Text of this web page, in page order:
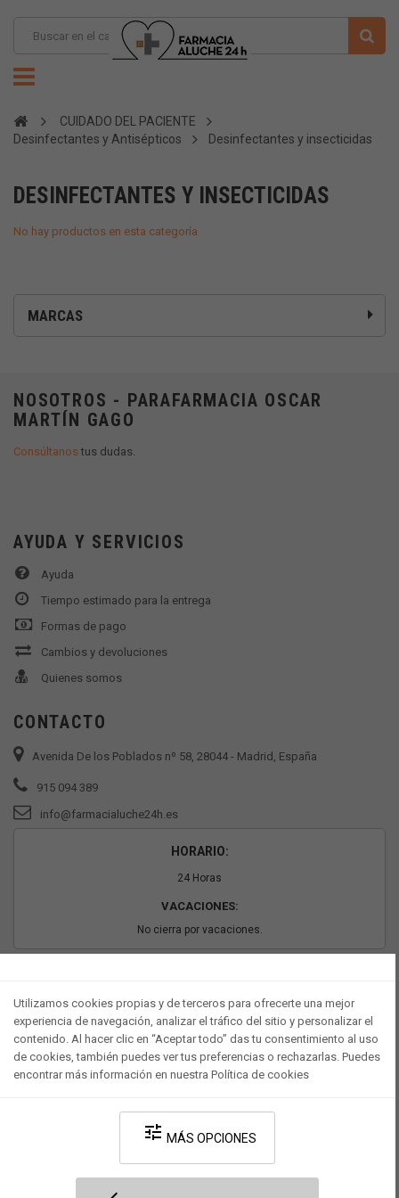
CUIDADO DEL PACIENTE
Desinfectantes y Antisépticos
Desinfectantes y insecticidas
MARCAS
DESINFECTANTES Y INSECTICIDAS
No hay productos en esta categoría
NOSOTROS - PARAFARMACIA OSCAR
MARTÍN GAGO
Consúltanostus dudas.
AYUDA Y SERVICIOS
Ayuda
Tiempo estimado para la entrega
Formas de pago
Cambios y devoluciones
Quienes somos
CONTACTO
Avenida De los Poblados nº 58, 28044 - Madrid, España
915 094 389
info@farmacialuche24h.es
HORARIO:
24 Horas
VACACIONES:
No cierra por vacaciones.
Desarrollado por V·Farma-Política de privacidad-Política de cookies
Utilizamos cookies propias y de terceros para ofrecerte una mejor
experiencia de navegación, analizar el tráfico del sitio y personalizar el
contenido. Al hacer clic en “Aceptar todo” das tu consentimiento al uso
de cookies, también puedes ver tus preferencias o rechazarlas. Puedes
encontrar más información en nuestra Política de cookies
tune MÁS OPCIONES